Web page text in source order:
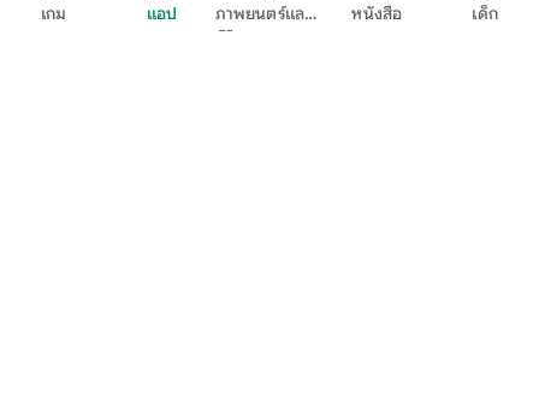
เกม แอป
ภาพยนตร์และ
ทีวี
หนังสือ เด็ก